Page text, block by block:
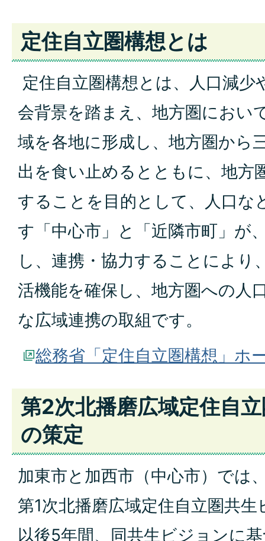
定住自立圏構想とは
定住自立圏構想とは、人口減少
会背景を踏まえ、地方圏におい
域を各地に形成し、地方圏から
出を食い止めるとともに、地方
することを目的として、人口な
す「中心市」と「近隣市町」が
し、連携・協力することにより
活機能を確保し、地方圏への人
な広域連携の取組です。
総務省「定住自立圏構想」ホ
第2次北播磨広域定住自
の策定
加東市と加西市（中心市）では
第1次北播磨広域定住自立圏共
以後5年間、同共生ビジョンに